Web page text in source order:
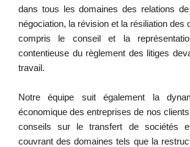
dans tous les domaines des relations
négociation, la révision et la résiliation des
compris le conseil et la
contentieuse du règlement des litiges
travail.
Notre équipe suit également la
économique des entreprises de nos
conseils sur le transfert de sociétés et
couvrant des domaines tels que la